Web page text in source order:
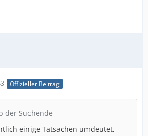
Offizieller Beitrag
der Suchende
einige Tatsachen umdeutet,